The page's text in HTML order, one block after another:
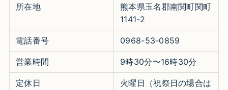
所在地
熊本県玉名郡南関町関町
1141-2
電話番号 0968-53-0859
営業時間 9時30分〜16時30分
定休日
火曜日（祝祭日の場合は